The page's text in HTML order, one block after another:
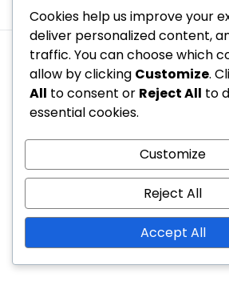
Taktická analýza formace 2-3-5
Copyright © 2026 hejbejtese.cz |
WordPress Theme
Uživatelská smlouva Náš příběh
Předvolby cookies
Cookies help us improve your
deliver personalized content,
traffic. You can choose which
allow by clicking Customize.
All to consent or Reject All to
essential cookies.
Customize
Reject All
Accept All